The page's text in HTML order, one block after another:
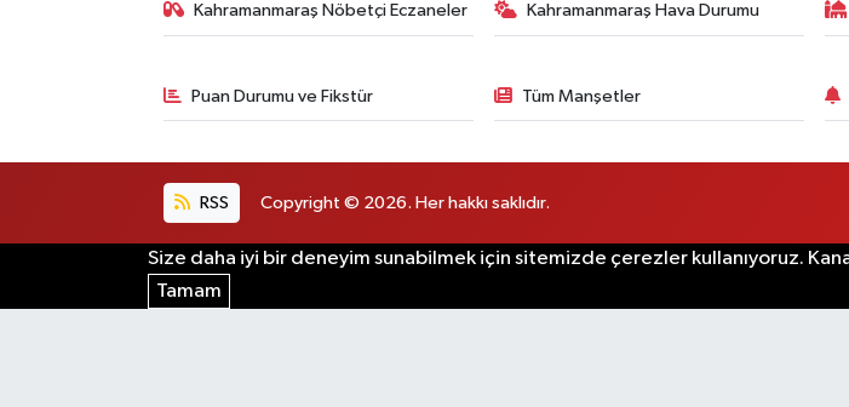
Kahramanmaraş Nöbetçi Eczaneler Kahramanmaraş Hava Durumu
Puan Durumu ve Fikstür Tüm Manşetler
RSS Copyright © 2026. Her hakkı saklıdır.
Size daha iyi bir deneyim sunabilmek için sitemizde çerezler kullanıyoruz.
Tamam